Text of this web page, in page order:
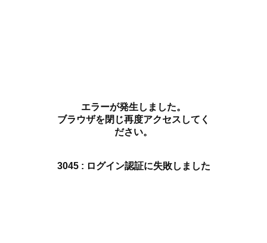
エラーが発生しました。
ブラウザを閉じ再度アクセスしてく
ださい。
3045 : ログイン認証に失敗しました